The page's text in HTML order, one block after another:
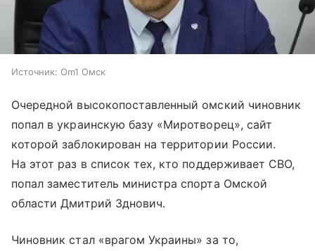
Источник: Om1 Омск
Очередной высокопоставленный омский чиновник
попал в украинскую базу «Миротворец», сайт
которой заблокирован на территории России.
На этот раз в список тех, кто поддерживает СВО,
попал заместитель министра спорта Омской
области Дмитрий Зднович.
Чиновник стал «врагом Украины» за то,